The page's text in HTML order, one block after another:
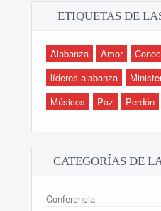
ETIQUETAS DE
Alabanza Amor
líderes alabanza
Músicos
Paz Perdón
CATEGORÍAS DE
Conferencia